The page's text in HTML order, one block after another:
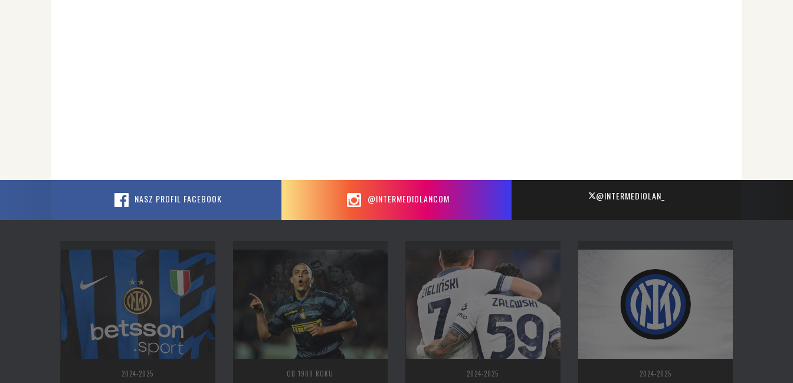
NASZ PROFIL FACEBOOK @INTERMEDIOLANCOM @INTERMEDIOLAN_
2024-2025 OD 1908 ROKU 2024-2025 2024-2025